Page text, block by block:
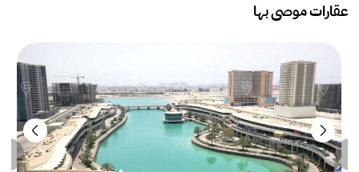
عقارات موصى بها